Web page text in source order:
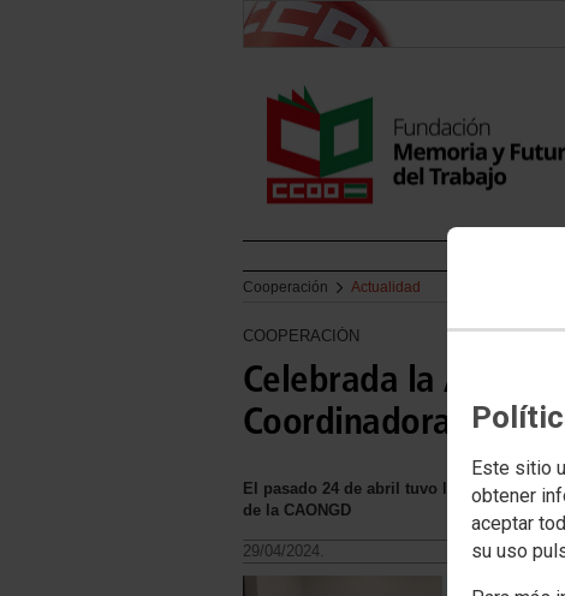
Este sitio
obtener
aceptar
su uso
Cooperación
Actualidad
COOPERACIÓN
Celebrada la
Coordinadora
El pasado 24 de abril tuvo lugar en la
de la CAONGD
29/04/2024.